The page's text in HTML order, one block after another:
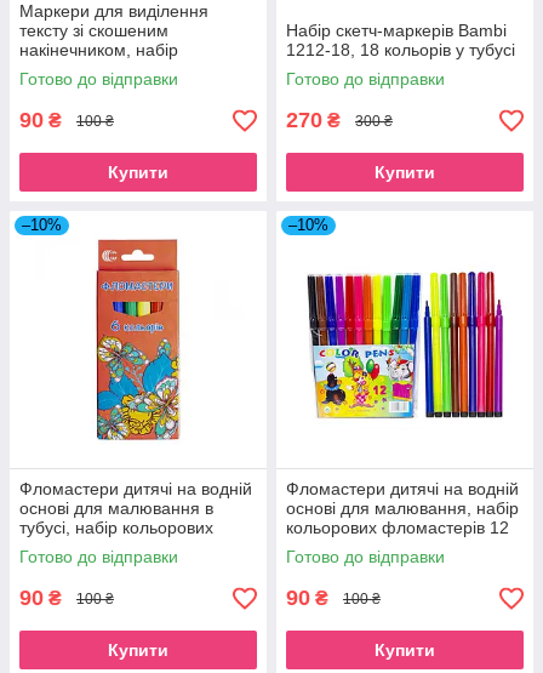
Маркери для виділення
тексту зі скошеним
накінечником, набір
двосторонніх
флуоресцентних неонових
текстмаркерів 4 шт. в упаковці
Готово до відправки
90 ₴ 100 ₴
Купити
Набір скетч-маркерів Bambi
1212-18, 18 кольорів у тубусі
Готово до відправки
270 ₴ 300 ₴
Купити
–10%
Фломастери дитячі на водній
основі для малювання в
тубусі, набір кольорових
фломастерів 6 кольорів для
школи
Готово до відправки
90 ₴ 100 ₴
Купити
–10%
Фломастери дитячі на водній
основі для малювання, набір
кольорових фломастерів 12
кольорів для школи Мультики
COLOR-IT
Готово до відправки
90 ₴ 100 ₴
Купити